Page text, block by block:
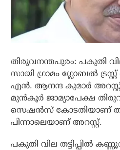
തിരുവനന്തപുരം: പകുതി
സായി ഗ്രാമം ഗ്ലോബല്‍
എൻ. ആനന്ദ കുമാർ
മുൻകൂർ ജാമ്യാപേക്ഷ
സെഷൻസ് കോടതിയാണ്
പിന്നാലെയാണ് അറസ്റ്റ്.
പകുതി വില തട്ടിപ്പിൽ